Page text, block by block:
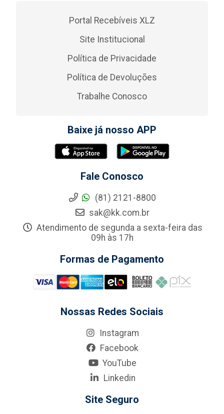
Portal Recebíveis XLZ
Site Institucional
Política de Privacidade
Política de Devoluções
Trabalhe Conosco
Baixe já nosso APP
Fale Conosco
(81) 2121-8800
sak@kk.com.br
Atendimento de segunda a sexta-feira das
09h às 17h
Formas de Pagamento
Nossas Redes Sociais
Instagram
Facebook
YouTube
Linkedin
Site Seguro